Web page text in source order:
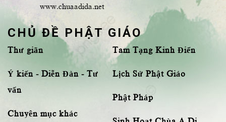
www.chuaadida.net
CHỦ ĐỀ PHẬT GIÁO
Thư giãn
Ý kiến - Diễn Đàn - Tư
vấn
Chuyên mục khác
Tam Tạng Kinh Điển
Lịch Sử Phật Giáo
Phật Pháp